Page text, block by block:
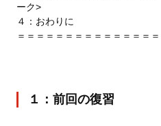
ーク>
４：おわりに
＝＝＝＝＝＝＝＝＝＝＝＝＝＝＝
１：前回の復習